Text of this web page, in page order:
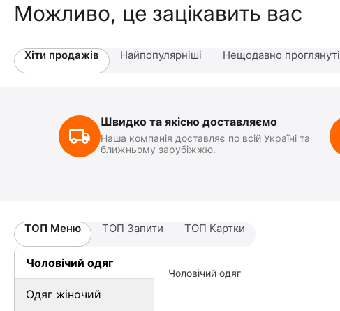
Можливо, це зацікавить вас
Хіти продажів Найпопулярніші Нещодавно проглянуті
Швидко та якісно доставляємо
Наша компанія доставляє по всій Україні та
ближньому зарубіжжю.
ТОП Меню ТОП Запити ТОП Картки
Чоловічий одяг
Одяг жіночий
Чоловічий одяг